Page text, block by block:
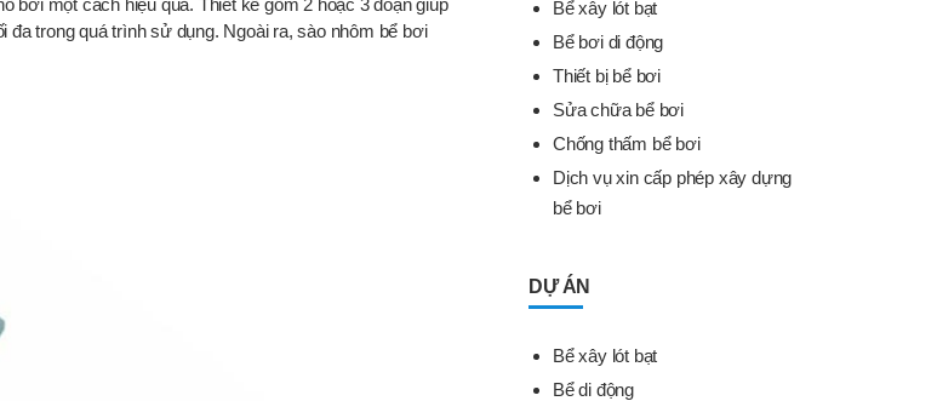
một cách hiệu quả. Thiết kế gồm 2 hoặc 3 đoạn giúp
trong quá trình sử dụng. Ngoài ra, sào nhôm bể bơi
Bể xây lót bạt
Bể bơi di động
Thiết bị bể bơi
Sửa chữa bể bơi
Chống thấm bể bơi
Dịch vụ xin cấp phép xây dựng
bể bơi
DỰ ÁN
Bể xây lót bạt
Bể di động